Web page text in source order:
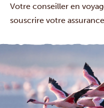
Votre conseiller en
souscrire votre